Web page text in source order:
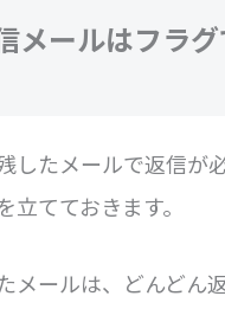
メールはフラグ
したメールで返信が
立てておきます。
メールは、どんどん